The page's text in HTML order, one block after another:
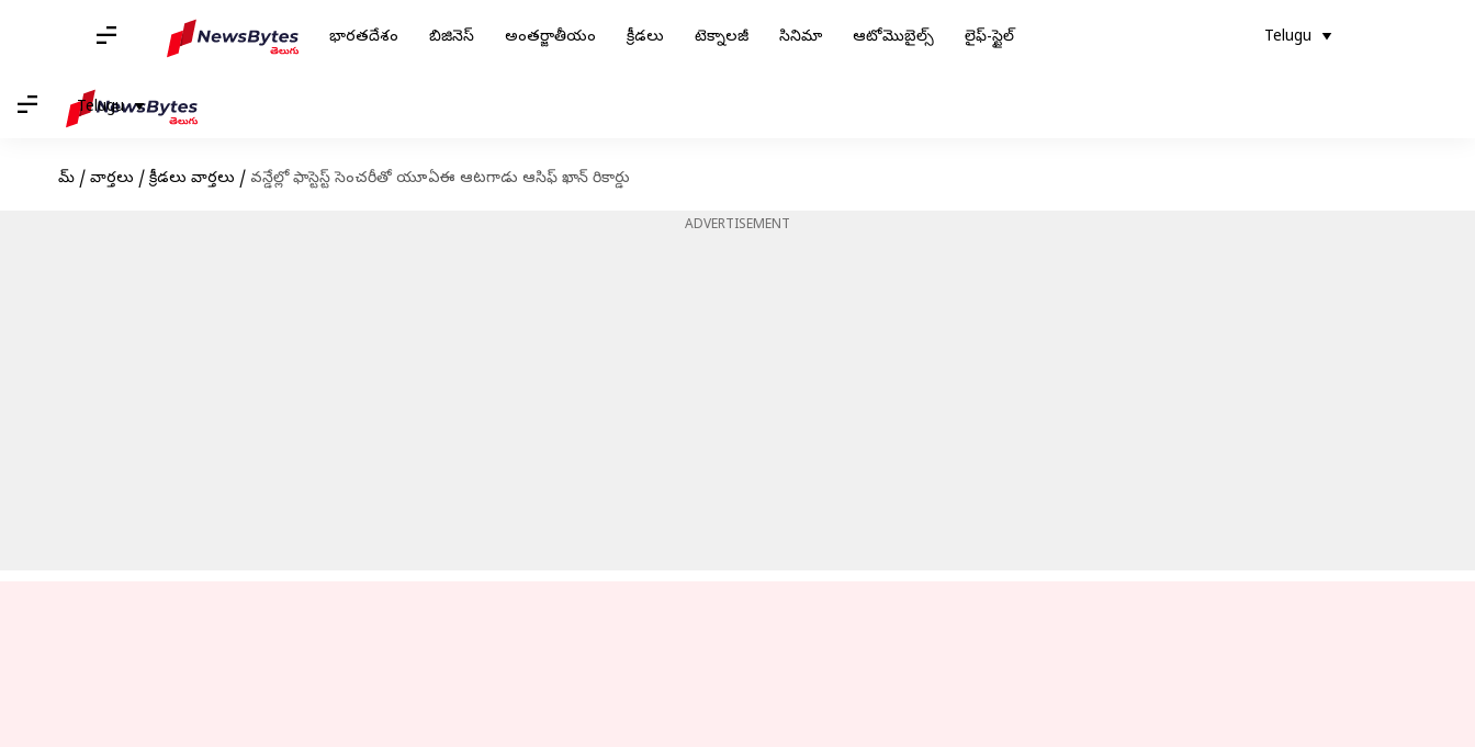
భారతదేశం బిజినెస్ అంతర్జాతీయం క్రీడలు టెక్నాలజీ సినిమా ఆటోమొబైల్స్ లైఫ్-స్టైల్ Telugu
Telugu
హోమ్ / వార్తలు / క్రీడలు వార్తలు / వన్డేల్లో ఫాస్టెస్ట్ సెంచరీతో యూఏఈ ఆటగాడు ఆసిఫ్ ఖాన్ రికార్డు
ADVERTISEMENT